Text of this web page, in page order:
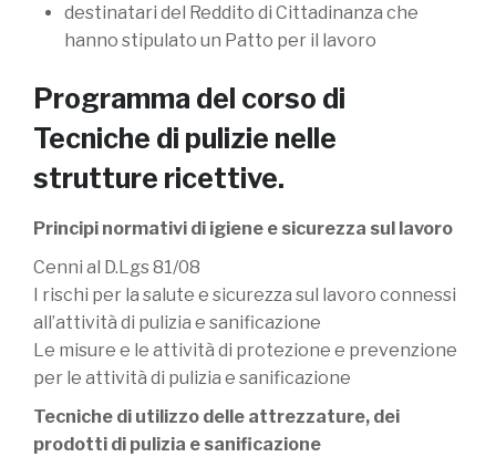
destinatari del Reddito di Cittadinanza che
hanno stipulato un Patto per il lavoro
Programma del corso di
Tecniche di pulizie nelle
strutture ricettive.
Principi normativi di igiene e sicurezza sul lavoro
Cenni al D.Lgs 81/08
I rischi per la salute e sicurezza sul lavoro connessi
all’attività di pulizia e sanificazione
Le misure e le attività di protezione e prevenzione
per le attività di pulizia e sanificazione
Tecniche di utilizzo delle attrezzature, dei
prodotti di pulizia e sanificazione